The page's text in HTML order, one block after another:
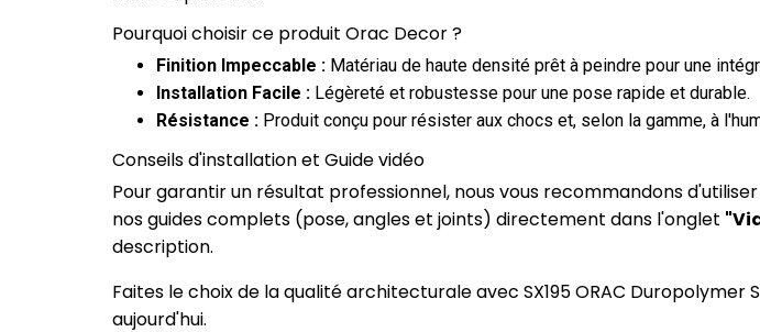
Pourquoi choisir ce produit Orac Decor ?
Finition Impeccable : Matériau de haute densité prêt à peindre pour une
Installation Facile : Légèreté et robustesse pour une pose rapide et durable.
Résistance : Produit conçu pour résister aux chocs et, selon la gamme, à
Conseils d'installation et Guide vidéo
Pour garantir un résultat professionnel, nous vous recommandons
nos guides complets (pose, angles et joints) directement dans l'onglet
description.
Faites le choix de la qualité architecturale avec SX195 ORAC
aujourd'hui.